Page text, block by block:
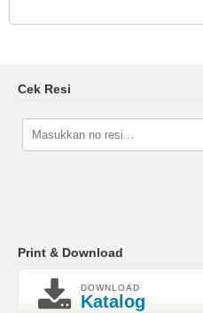
Cek Resi
Print & Download
DOWNLOAD
Katalog